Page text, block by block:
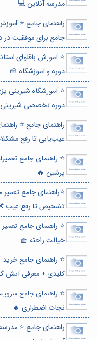
مدرسه آنلاین 💻
راهنمای جامع ⭐️
جامع برای موفقیت در
⭐️ آموزش باقلوای
دوره و آموزشگاه 🍰
⭐️ آموزشگاه شیرینی
دوره تخصصی شیرینی
راهنمای جامع ⭐️
عیب‌یابی تا رفع
⭐️ راهنمای جامع
پرشین 🔥
⭐️راهنمای جامع
تشخیص تا رفع عیب
⭐️ راهنمای جامع
خیالت راحته 🧺
⭐️ راهنمای جامع
کلیدی + معرفی آتش
⭐️ راهنمای جامع
نجات اضطراری 🔥
راهنمای جامع ⭐️